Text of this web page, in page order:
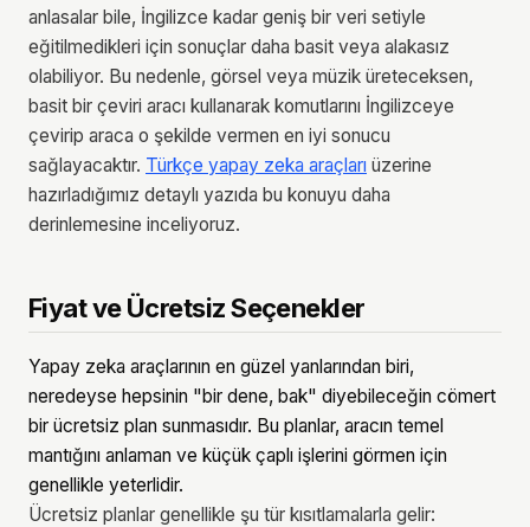
anlasalar bile, İngilizce kadar geniş bir veri setiyle
eğitilmedikleri için sonuçlar daha basit veya alakasız
olabiliyor. Bu nedenle, görsel veya müzik üreteceksen,
basit bir çeviri aracı kullanarak komutlarını İngilizceye
çevirip araca o şekilde vermen en iyi sonucu
sağlayacaktır. Türkçe yapay zeka araçları üzerine
hazırladığımız detaylı yazıda bu konuyu daha
derinlemesine inceliyoruz.
Fiyat ve Ücretsiz Seçenekler
Yapay zeka araçlarının en güzel yanlarından biri,
neredeyse hepsinin "bir dene, bak" diyebileceğin cömert
bir ücretsiz plan sunmasıdır. Bu planlar, aracın temel
mantığını anlaman ve küçük çaplı işlerini görmen için
genellikle yeterlidir.
Ücretsiz planlar genellikle şu tür kısıtlamalarla gelir: